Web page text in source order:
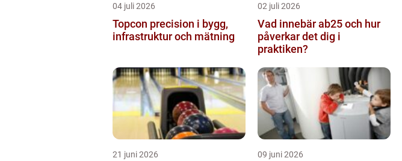
04 juli 2026
Topcon precision i bygg,
infrastruktur och mätning
02 juli 2026
Vad innebär ab25 och hur
påverkar det dig i
praktiken?
21 juni 2026 09 juni 2026